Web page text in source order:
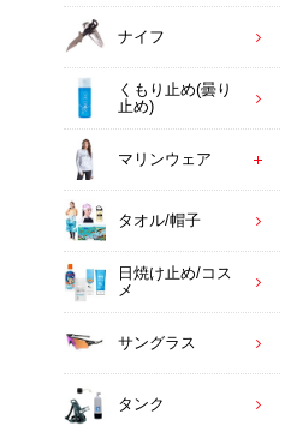
ナイフ
くもり止め(曇り
止め)
マリンウェア
タオル/帽子
日焼け止め/コス
メ
サングラス
タンク